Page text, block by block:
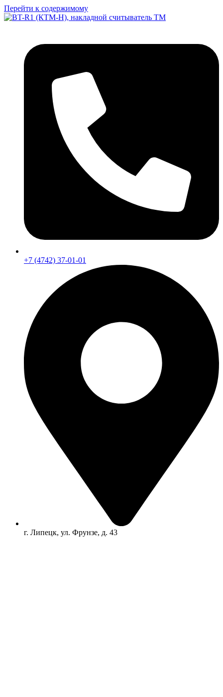
Перейти к содержимому
+7 (4742) 37-01-01
г. Липецк, ул. Фрунзе, д. 43